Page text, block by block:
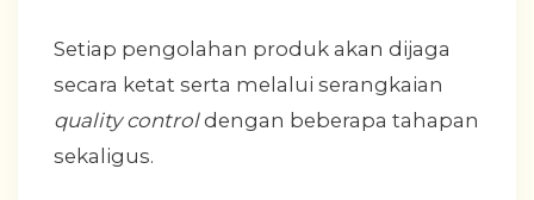
Setiap pengolahan produk akan dijaga
secara ketat serta melalui serangkaian
quality controldengan beberapa tahapan
sekaligus.